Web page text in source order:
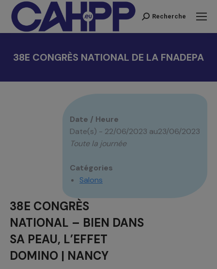
Recherche
Recherche
38E CONGRÈS NATIONAL DE LA FNADEPA
Date / Heure
Date(s) - 22/06/2023 au23/06/2023
Toute la journée
Catégories
Salons
38E CONGRÈS
NATIONAL – BIEN DANS
SA PEAU, L’EFFET
DOMINO | NANCY